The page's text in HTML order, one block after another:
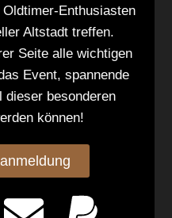
Enthusiasten
Altstadt treffen.
Seite alle wichtigen
Event, spannende
dieser besonderen
können!